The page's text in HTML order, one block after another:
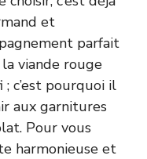
et
parfait
viande rouge
c’est pourquoi il
aux garnitures
Pour vous
harmonieuse et